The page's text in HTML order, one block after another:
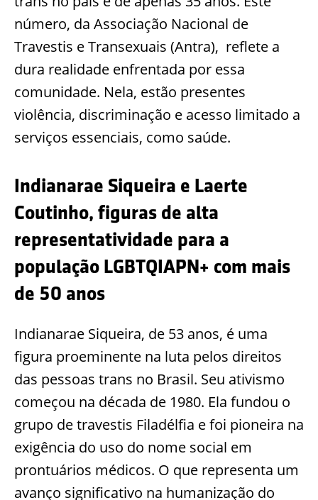
número, da Associação Nacional de
Travestis e Transexuais (Antra), reflete a
dura realidade enfrentada por essa
comunidade. Nela, estão presentes
violência, discriminação e acesso limitado a
serviços essenciais, como saúde.
Indianarae Siqueira e Laerte
Coutinho, figuras de alta
representatividade para a
população LGBTQIAPN+ com mais
de 50 anos
Indianarae Siqueira, de 53 anos, é uma
figura proeminente na luta pelos direitos
das pessoas trans no Brasil. Seu ativismo
começou na década de 1980. Ela fundou o
grupo de travestis Filadélfia e foi pioneira na
exigência do uso do nome social em
prontuários médicos. O que representa um
avanço significativo na humanização do